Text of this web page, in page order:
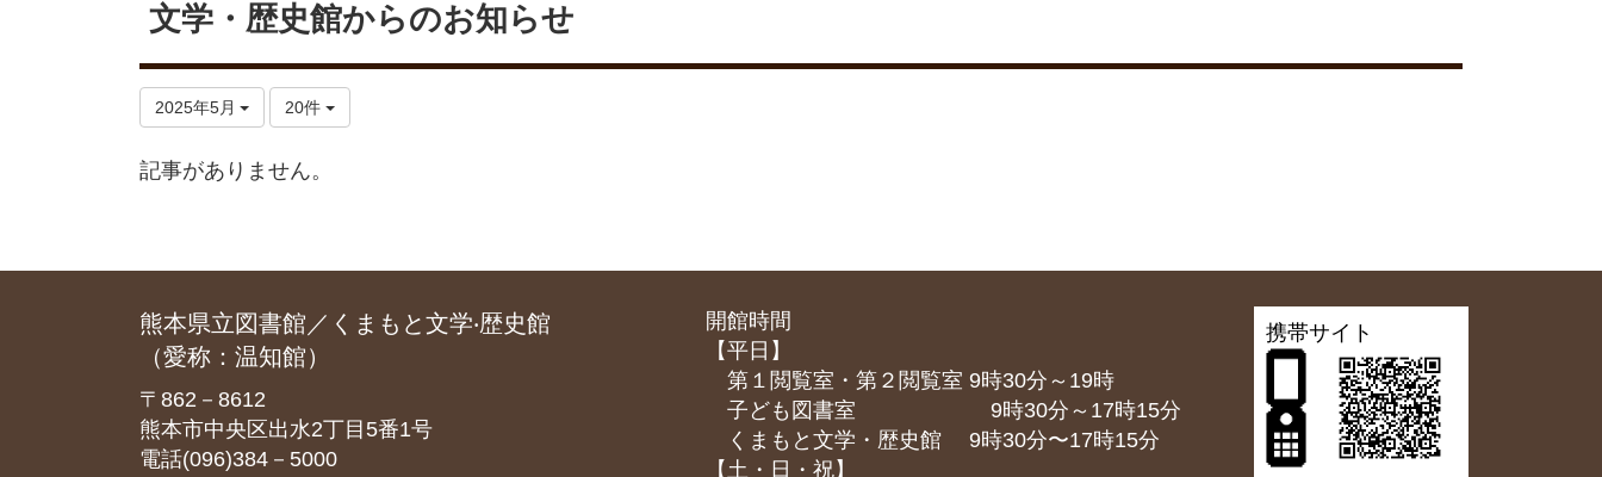
文学・歴史館からのお知らせ
2025年5月 20件
記事がありません。
熊本県立図書館／くまもと文学‧歴史館
（愛称：温知館）
〒862－8612
熊本市中央区出水2丁目5番1号
電話(096)384－5000
開館時間
【平日】
第１閲覧室・第２閲覧室 9時30分～19時
子ども図書室 9時30分～17時15分
くまもと⽂学・歴史館 9時30分〜17時15分
【土・日・祝】
携帯サイト